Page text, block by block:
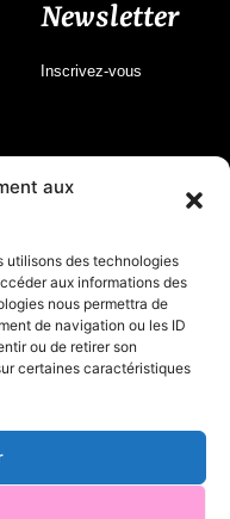
aux
utilisons des technologies
aux informations des
nous permettra de
de navigation ou les ID
ou de retirer son
certaines caractéristiques
Newsletter
Inscrivez-vous